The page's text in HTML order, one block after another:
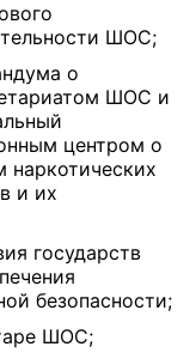
ШОС;
о
ШОС и
центром о
наркотических
и их
государств
безопасности;
ШОС;